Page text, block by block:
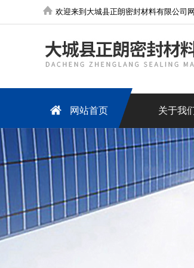
欢迎来到大城县正朗密封材料有限公司
网站首页 关于我